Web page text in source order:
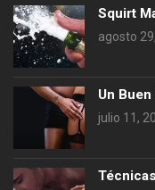
Squirt
agosto
Un
julio 11,